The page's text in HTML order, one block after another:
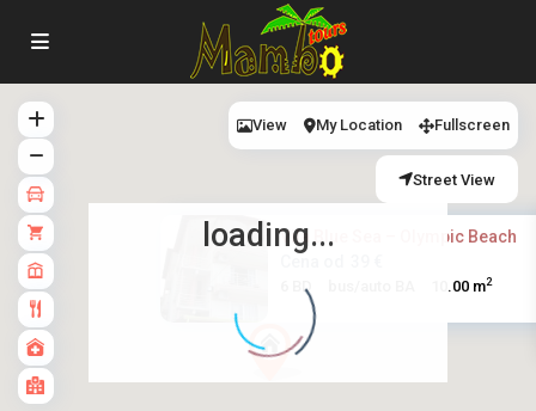
Vila Blue Sea – Olympic Beach
6 BD 10.00 m2
loading...
View My Location Fullscreen
Street View